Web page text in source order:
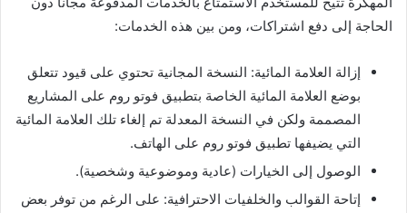
الحاجة إلى دفع اشتراكات، ومن بين هذه الخدمات:
إزالة العلامة المائية: النسخة المجانية تحتوي على قيود تتعلق
بوضع العلامة المائية الخاصة بتطبيق فوتو روم على المشاريع
المصممة ولكن في النسخة المعدلة تم إلغاء تلك العلامة المائية
التي يضيفها تطبيق فوتو روم على الهاتف.
الوصول إلى الخيارات (عادية وموضوعية وشخصية).
إتاحة القوالب والخلفيات الاحترافية: على الرغم من توفر بعض